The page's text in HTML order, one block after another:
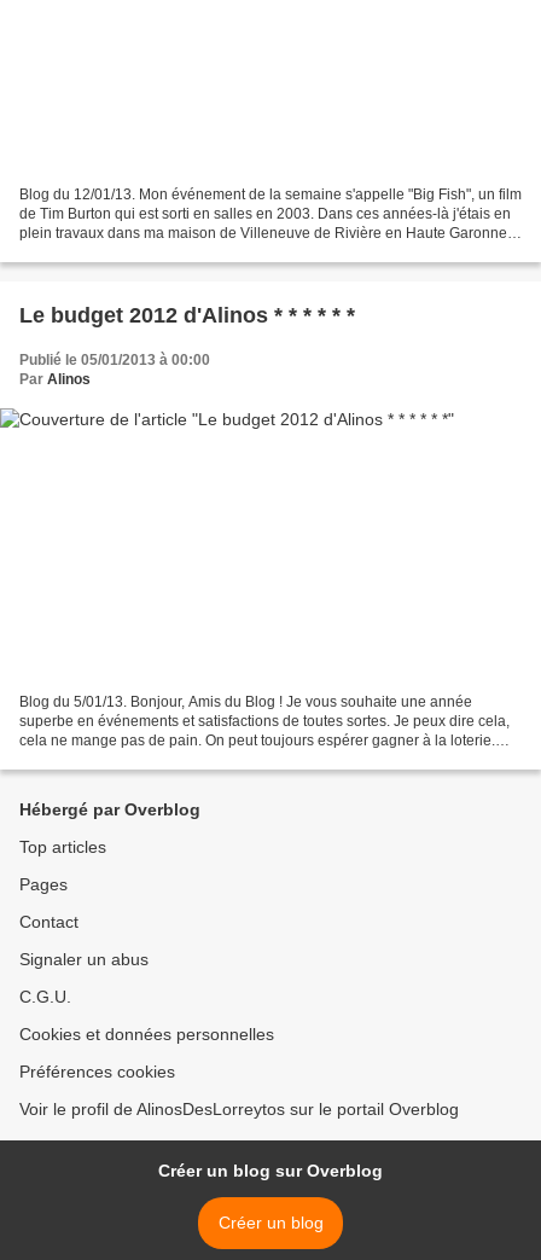
Blog du 12/01/13. Mon événement de la semaine s'appelle "Big Fish", un film
de Tim Burton qui est sorti en salles en 2003. Dans ces années-là j'étais en
plein travaux dans ma maison de Villeneuve de Rivière en Haute Garonne.
Le budget 2012 d'Alinos * * * * * *
Publié le 05/01/2013 à 00:00
Par Alinos
Blog du 5/01/13. Bonjour, Amis du Blog ! Je vous souhaite une année
superbe en événements et satisfactions de toutes sortes. Je peux dire cela,
cela ne mange pas de pain. On peut toujours espérer gagner à la loterie.
Hébergé par Overblog
Top articles
Pages
Contact
Signaler un abus
C.G.U.
Cookies et données personnelles
Préférences cookies
Voir le profil de AlinosDesLorreytos sur le portail Overblog
Créer un blog sur Overblog
Créer un blog